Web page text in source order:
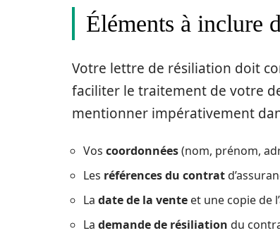
Éléments à inclure
Votre lettre de résiliation doit
faciliter le traitement de votre
mentionner impérativement
Vos coordonnées(nom, prénom,
Les références du contrat
La date de la vente et une copie de
La demande de résiliation du